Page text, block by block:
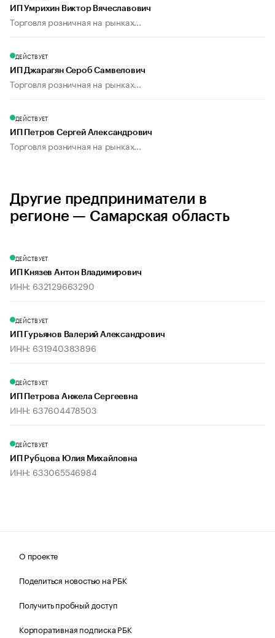
ИП Умрихин Виктор Вячеславович
Торговля розничная на рынках...
ДЕЙСТВУЕТ
ИП Джарагян Сероб Самвелович
Торговля розничная на рынках...
ДЕЙСТВУЕТ
ИП Петров Сергей Александрович
Торговля розничная на рынках...
Другие предприниматели в
регионе — Самарская область
ДЕЙСТВУЕТ
ИП Князев Антон Владимирович
ИНН: 632129663290
ДЕЙСТВУЕТ
ИП Гурьянов Валерий Александрович
ИНН: 631940383896
ДЕЙСТВУЕТ
ИП Петрова Анжела Сергеевна
ИНН: 637604478503
ДЕЙСТВУЕТ
ИП Рубцова Юлия Михайловна
ИНН: 633065546984
О проекте
Поделиться новостью на РБК
Получить пробный доступ
Корпоративная подписка РБК